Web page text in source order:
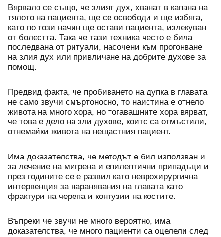
Вярвало се също, че злият дух, хванат в капана на
тялото на пациента, ще се освободи и ще избяга,
като по този начин ще остави пациента, излекуван
от болестта. Така че тази техника често е била
последвана от ритуали, насочени към прогонване
на злия дух или привличане на добрите духове за
помощ.
Предвид факта, че пробиването на дупка в главата
не само звучи смъртоносно, то наистина е отнело
живота на много хора, но тогавашните хора вярват,
че това е дело на зли духове, които са отмъстили,
отнемайки живота на нещастния пациент.
Има доказателства, че методът е бил използван и
за лечение на мигрена и епилептични припадъци и
през годините се е развил като неврохирургична
интервенция за наранявания на главата като
фрактури на черепа и контузии на костите.
Въпреки че звучи не много вероятно, има
доказателства, че много пациенти са оцелели след